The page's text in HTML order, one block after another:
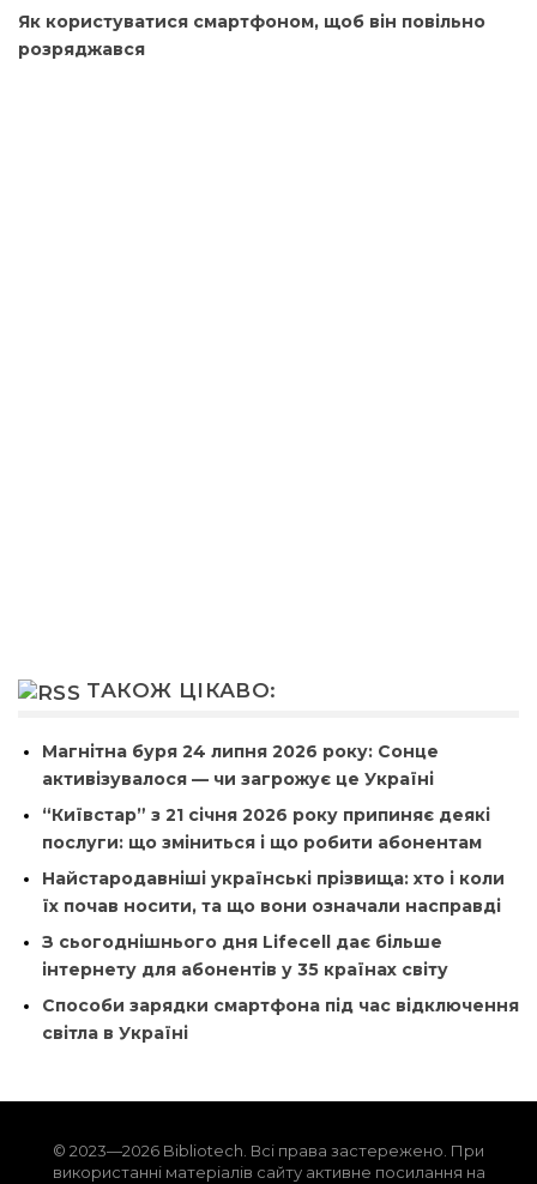
Як користуватися смартфоном, щоб він повільно
розряджався
ТАКОЖ ЦІКАВО:
Магнітна буря 24 липня 2026 року: Сонце
активізувалося — чи загрожує це Україні
“Київстар” з 21 січня 2026 року припиняє деякі
послуги: що зміниться і що робити абонентам
Найстародавніші українські прізвища: хто і коли
їх почав носити, та що вони означали насправді
З сьогоднішнього дня Lifecell дає більше
інтернету для абонентів у 35 країнах світу
Способи зарядки смартфона під час відключення
світла в Україні
© 2023—2026 Bibliotech. Всі права застережено. При
використанні матеріалів сайту активне посилання на